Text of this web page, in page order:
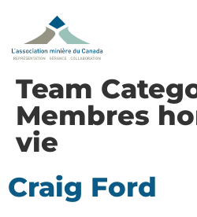
Team
Membres
vie
Craig Ford